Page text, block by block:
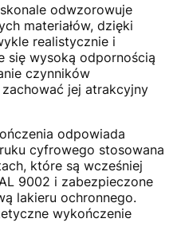
odwzorowuje
materiałów, dzięki
realistycznie i
się wysoką odpornością
czynników
jej atrakcyjny
odpowiada
cyfrowego stosowana
które są wcześniej
9002 i zabezpieczone
lakieru ochronnego.
wykończenie